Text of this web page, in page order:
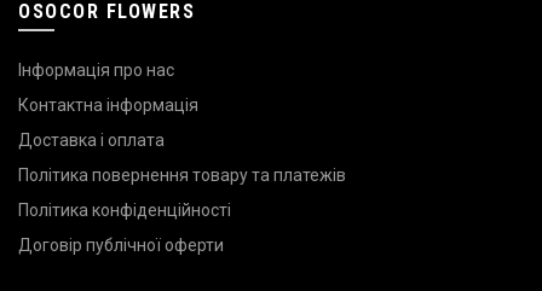
OSOCOR FLOWERS
Інформація про нас
Контактна інформація
Доставка і оплата
Політика повернення товару та платежів
Політика конфіденційності
Договір публічної оферти